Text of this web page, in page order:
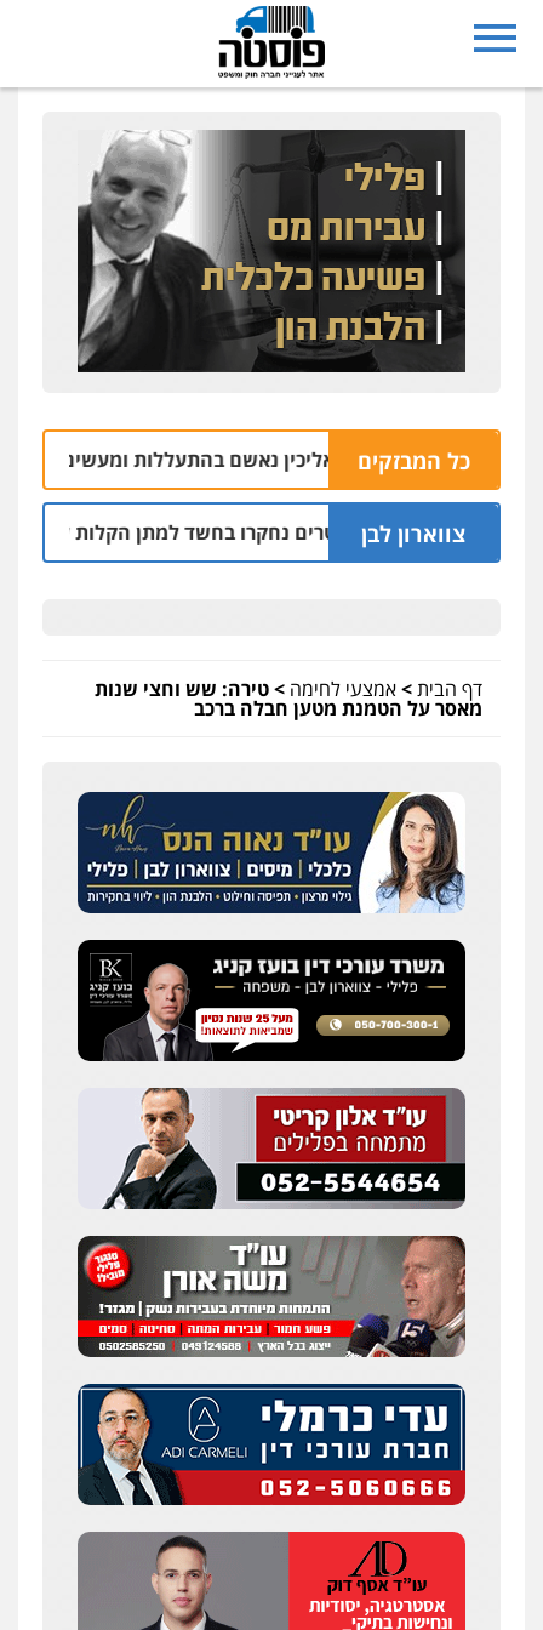
כל המבזקים
משק במושב אליכין נאשם בהתעללות ומעשים מגונים בשתי
צווארון לבן
שלושה שוטרים נחקרו בחשד למתן הקלות למועדון
דף הבית>אמצעי לחימה >טירה: שש וחצי שנות
מאסר על הטמנת מטען חבלה ברכב